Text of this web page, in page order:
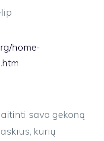
home-
savo gekoną
kurių